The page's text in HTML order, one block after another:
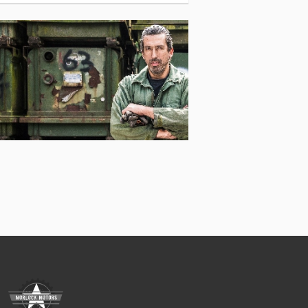
Scheuerle Félpótkocsis Teherautó